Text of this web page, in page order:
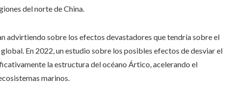
del norte de China.
advirtiendo sobre los efectos devastadores que tendría sobre el
En 2022, un estudio sobre los posibles efectos de desviar el
la estructura del océano Ártico, acelerando el
marinos.